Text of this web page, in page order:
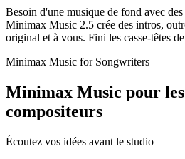
Besoin d'une musique de fond avec
Minimax Music 2.5 crée des intros,
original et à vous. Fini les casse-têtes
Minimax Music for Songwriters
Minimax Music pour
compositeurs
Écoutez vos idées avant le studio